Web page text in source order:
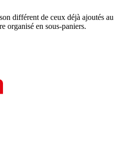
différent de ceux déjà ajoutés au
organisé en sous-paniers.